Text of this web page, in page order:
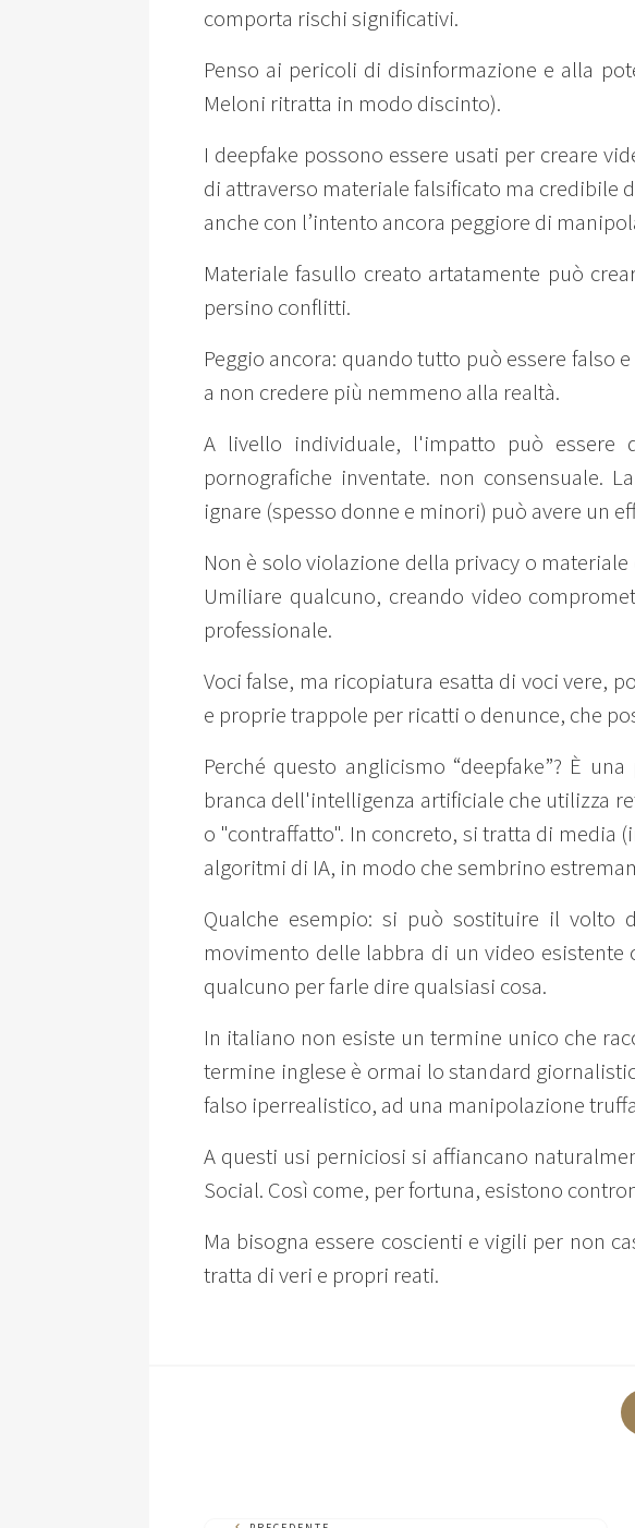
comporta rischi significativi.
Penso ai pericoli di disinformazione e alla
Meloni ritratta in modo discinto).
I deepfake possono essere usati per creare
di attraverso materiale falsificato ma credibile
anche con l’intento ancora peggiore di
Materiale fasullo creato artatamente può
persino conflitti.
Peggio ancora: quando tutto può essere
a non credere più nemmeno alla realtà.
A livello individuale, l'impatto può
pornografiche inventate. non consensuale.
ignare (spesso donne e minori) può avere un
Non è solo violazione della privacy o
Umiliare qualcuno, creando video
professionale.
Voci false, ma ricopiatura esatta di voci vere,
e proprie trappole per ricatti o denunce, che
Perché questo anglicismo “deepfake”? È
branca dell'intelligenza artificiale che utilizza
o "contraffatto". In concreto, si tratta di media
algoritmi di IA, in modo che sembrino
Qualche esempio: si può sostituire il volto
movimento delle labbra di un video
qualcuno per farle dire qualsiasi cosa.
In italiano non esiste un termine unico che
termine inglese è ormai lo standard
falso iperrealistico, ad una manipolazione
A questi usi perniciosi si affiancano
Social. Così come, per fortuna, esistono
Ma bisogna essere coscienti e vigili per non
tratta di veri e propri reati.